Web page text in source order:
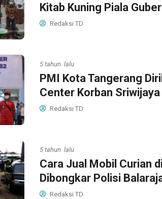
Kitab Kuning Piala
Redaksi TD
5 tahun lalu
PMI Kota Tangerang
Center Korban
Redaksi TD
5 tahun lalu
Cara Jual Mobil Curian
Dibongkar Polisi
Redaksi TD